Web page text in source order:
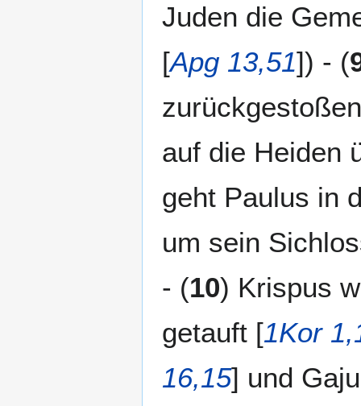
Juden die
[Apg 13,51]) - (
auf die Heiden
geht Paulus in
um sein
- (10) Krispus
getauft [1Kor
16,15] und